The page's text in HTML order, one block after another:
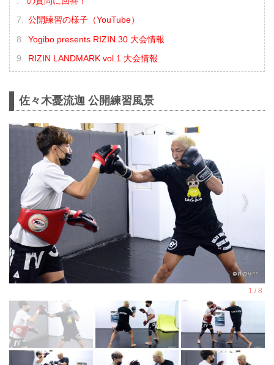
公開練習の様子（YouTube）
Yogibo presents RIZIN.30 大会情報
RIZIN LANDMARK vol.1 大会情報
佐々木憂流迦 公開練習風景